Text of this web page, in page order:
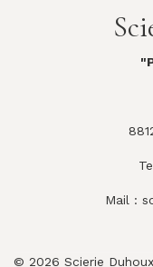
Mail :
© 2026 Scierie